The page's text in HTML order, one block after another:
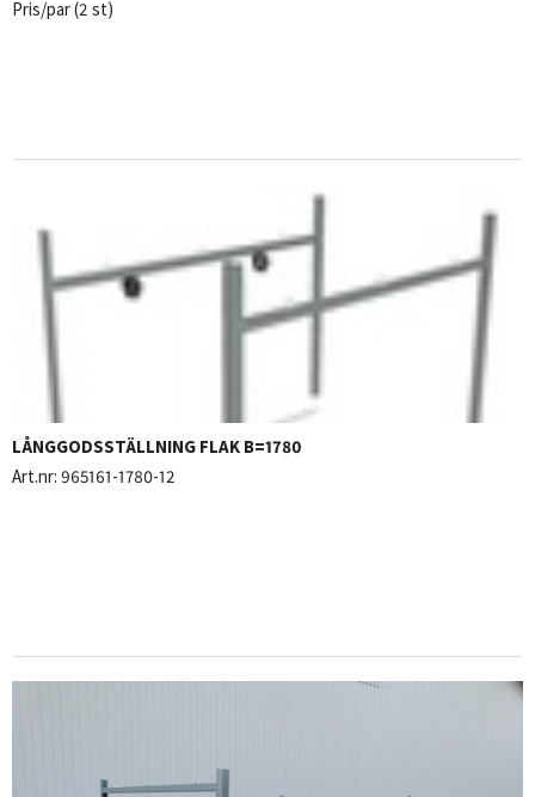
Pris/par (2 st)
LÅNGGODSSTÄLLNING FLAK B=1780
Art.nr: 965161-1780-12